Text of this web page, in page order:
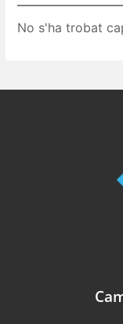
No s'ha trobat